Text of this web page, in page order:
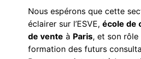
Nous espérons que cette
éclairer sur l’ESVE, école de
de vente à Paris, et son rôle
formation des futurs